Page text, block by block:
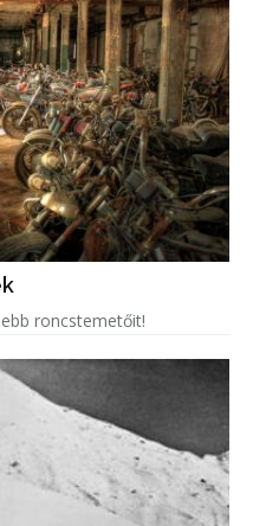
roncstemetőit!